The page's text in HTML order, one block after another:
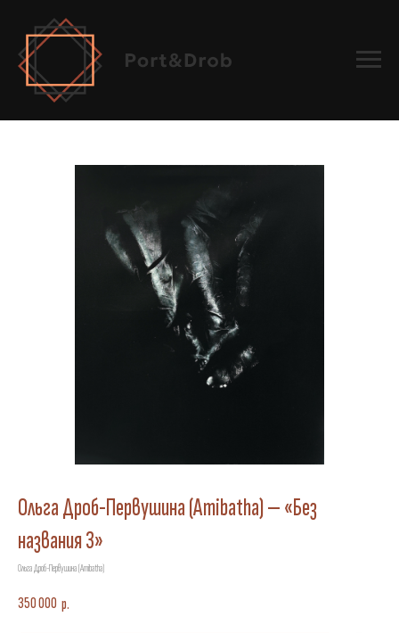
Ольга Дроб-Первушина (Amibatha) — «Без
названия 3»
Ольга Дроб-Первушина (Amibatha)
350 000 р.